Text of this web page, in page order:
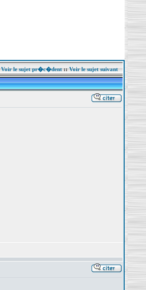
Voir le sujet pr�c�dent::Voir le sujet suivant